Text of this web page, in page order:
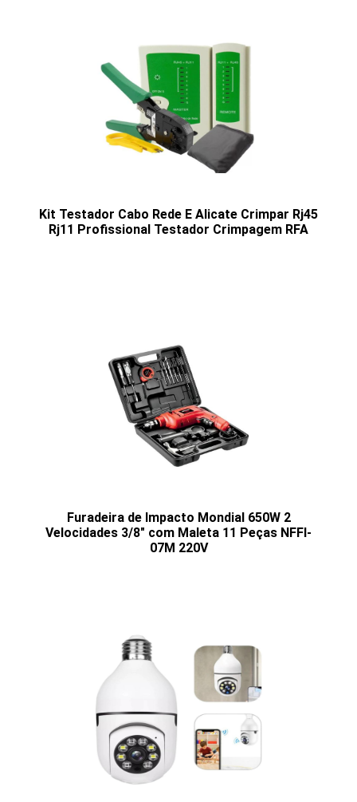
Kit Testador Cabo Rede E Alicate Crimpar Rj45
Rj11 Profissional Testador Crimpagem RFA
Furadeira de Impacto Mondial 650W 2
Velocidades 3/8" com Maleta 11 Peças NFFI-
07M 220V